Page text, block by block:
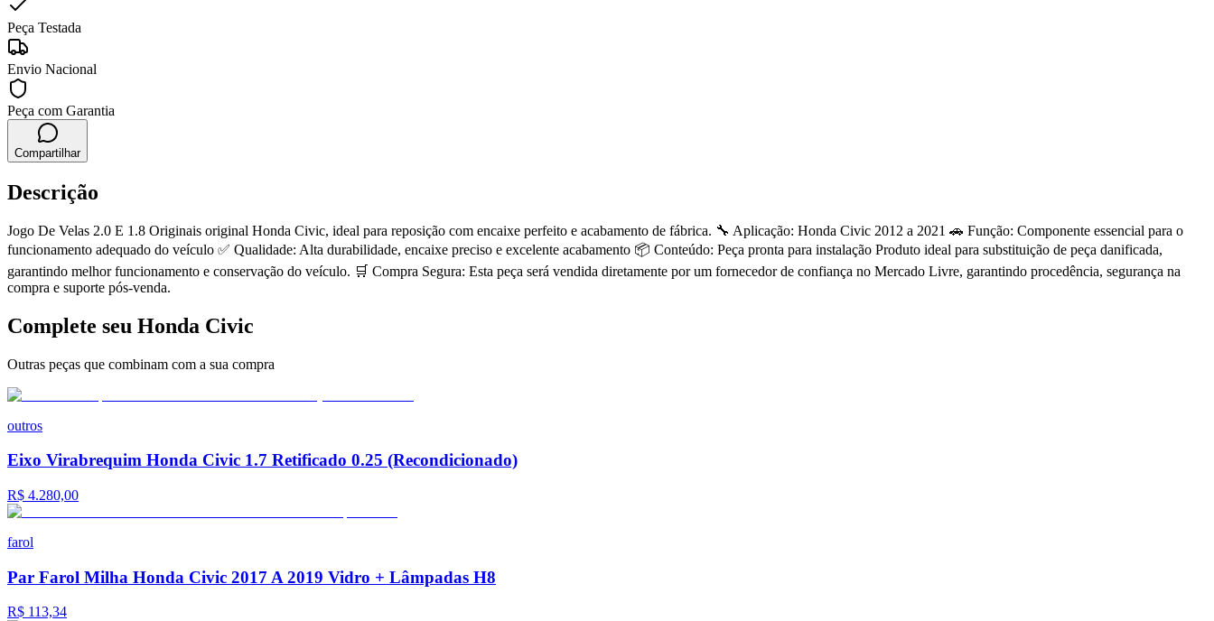
Peça Testada
Envio Nacional
Peça com Garantia
Compartilhar
Descrição
Jogo De Velas 2.0 E 1.8 Originais original Honda Civic, ideal para reposição com encaixe perfeito e acabamento de fábrica. 🔧 Aplicação: Honda Civic 2012 a 2021 🚗 Função: Componente essencial para o
funcionamento adequado do veículo ✅ Qualidade: Alta durabilidade, encaixe preciso e excelente acabamento 📦 Conteúdo: Peça pronta para instalação Produto ideal para substituição de peça danificada,
garantindo melhor funcionamento e conservação do veículo. 🛒 Compra Segura: Esta peça será vendida diretamente por um fornecedor de confiança no Mercado Livre, garantindo procedência, segurança na
compra e suporte pós-venda.
Complete seu Honda Civic
Outras peças que combinam com a sua compra
outros
Eixo Virabrequim Honda Civic 1.7 Retificado 0.25 (Recondicionado)
R$ 4.280,00
farol
Par Farol Milha Honda Civic 2017 A 2019 Vidro + Lâmpadas H8
R$ 113,34